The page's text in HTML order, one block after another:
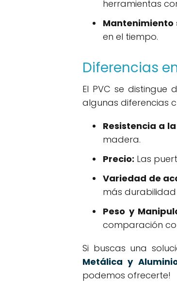
herramientas
Mantenimiento
en el tiempo.
Diferencias
El PVC se
algunas diferencias
Resistencia a
madera.
Precio: Las
Variedad de
más
Peso y
comparación
Si buscas una
Metálica y
podemos ofrecerte!